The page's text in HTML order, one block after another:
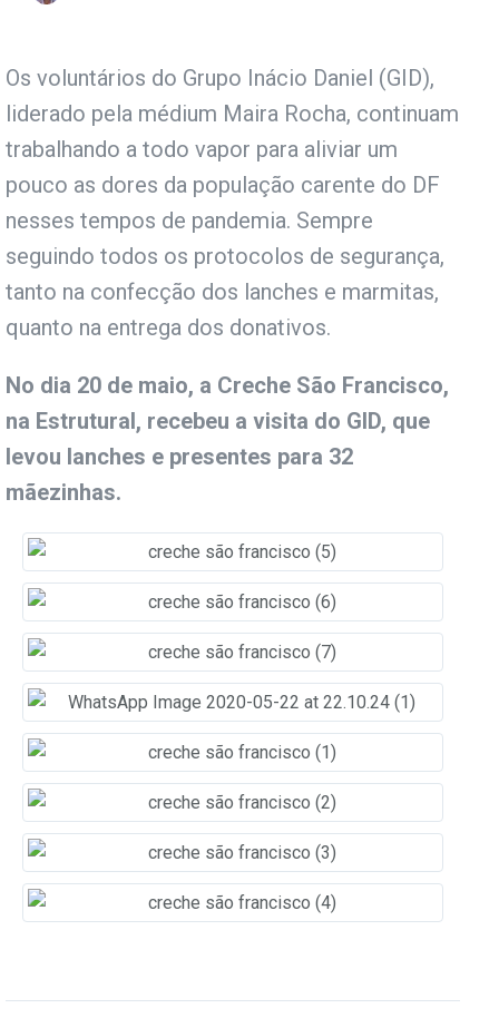
Os voluntários do Grupo Inácio Daniel (GID),
liderado pela médium Maira Rocha, continuam
trabalhando a todo vapor para aliviar um
pouco as dores da população carente do DF
nesses tempos de pandemia. Sempre
seguindo todos os protocolos de segurança,
tanto na confecção dos lanches e marmitas,
quanto na entrega dos donativos.
No dia 20 de maio, a Creche São Francisco,
na Estrutural, recebeu a visita do GID, que
levou lanches e presentes para 32
mãezinhas.